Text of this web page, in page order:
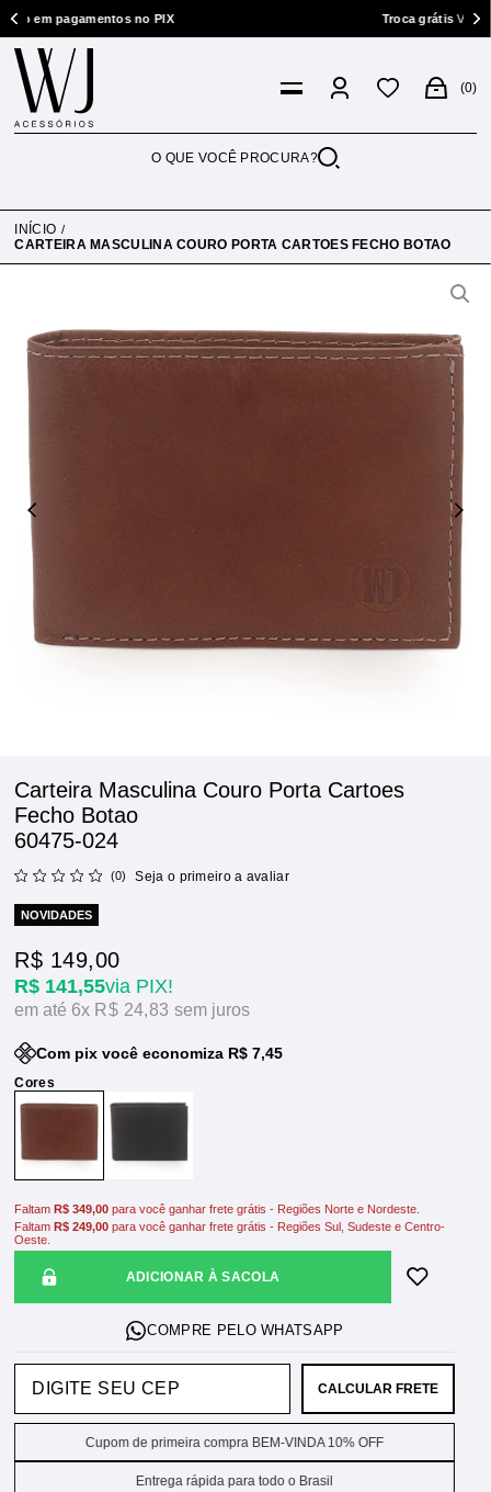
no PIX Troca grátisVocê tem 7 dias
0
INÍCIO
CARTEIRA MASCULINA COURO PORTA CARTOES FECHO BOTAO
Carteira Masculina Couro Porta Cartoes
Fecho Botao
60475-024
(0) Seja o primeiro a avaliar
NOVIDADES
R$ 141,55via PIX!
R$ 149,00
6x R$ 24,83sem juros
Com pix você economiza R$ 7,45
ADICIONAR À SACOLA
FaltamR$ 349,00 para você ganhar frete grátis - Regiões Norte e Nordeste.
FaltamR$ 249,00 para você ganhar frete grátis - Regiões Sul, Sudeste e Centro-
Oeste.
CALCULAR FRETE
Cupom de primeira compra BEM-VINDA 10% OFF
Entrega rápida para todo o Brasil